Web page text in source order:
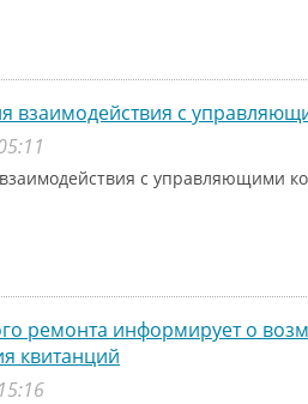
взаимодействия с
с управляющими
ремонта информирует о
квитанций